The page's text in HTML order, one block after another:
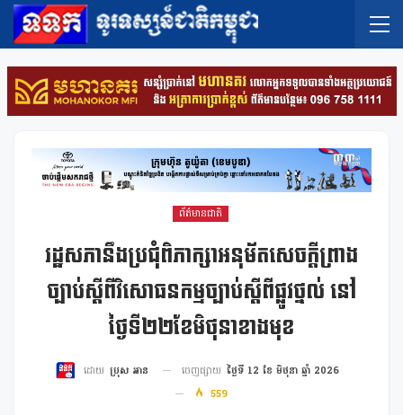
ព័ត៌មានជាតិ
រដ្ឋសភានឹងប្រជុំពិភាក្សាអនុម័តសេចក្តីព្រាង
ច្បាប់ស្តីពីវិសោធនកម្មច្បាប់ស្តីពីផ្លូវថ្នល់ នៅ
ថ្ងៃទី២២ខែមិថុនាខាងមុខ
ដោយ ប្រុស អាន ចេញផ្សាយ ថ្ងៃទី 12 ខែ មិថុនា ឆ្នាំ 2026
559